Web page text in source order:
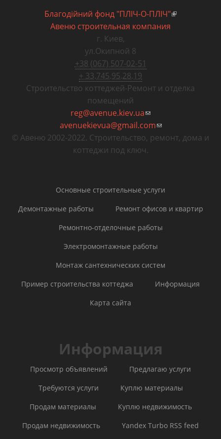
Благодiйний фонд "ПЛIЧ-О-ПЛIЧ"
Авеню строительная компания
г. Киев,
ул.Окипной 8
+38 (067) 507-02-51
+ 33.745.95.28.19
Строительство коттеджей-Ремонт и отделка
помещений
reg@avenue.kiev.ua
отправки email)
avenuekievua@gmail.com
отправки email)
© Авеню 2002-2022. Строительство, ремонт, дома и
коттеджи под ключ.
Основные строительные услуги
Демонтажные работы
Ремонт офисов и квартир
Ремонтно-отделочные работы
Электромонтажные работы
Монтаж сантехнических систем
Пример строительства коттеджа
Информация
Карта сайта
Информация
Просмотр объявлений
Предлагаю услуги
Требуются услуги
Куплю материалы
Продам материалы
Куплю недвижимость
Продам недвижимость
Yandex Turbo RSS feed